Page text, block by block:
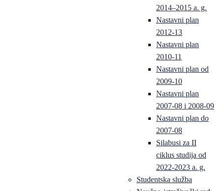
2014–2015 a. g.
Nastavni plan
2012-13
Nastavni plan
2010-11
Nastavni plan od
2009-10
Nastavni plan
2007-08 i 2008-09
Nastavni plan do
2007-08
Silabusi za II
ciklus studija od
2022-2023 a. g.
Studentska služba